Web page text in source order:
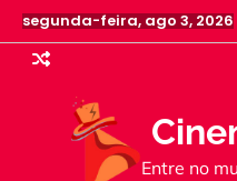
Skip
to
content
segunda-feira, ago 3, 2026
Entre no